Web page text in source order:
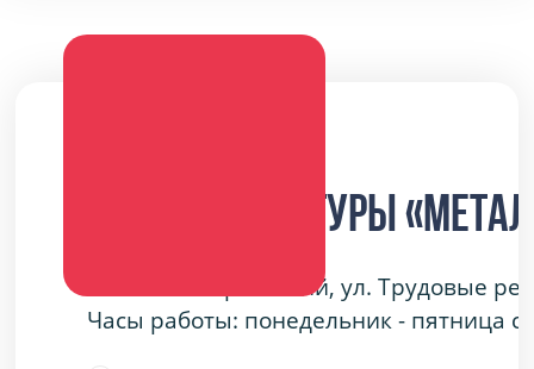
Дворец культуры
г. Каменск-Уральский, ул. Трудовые
Часы работы: понедельник - пятница с